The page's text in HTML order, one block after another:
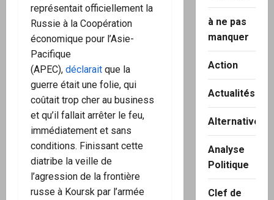
représentait officiellement la
Russie à la Coopération
économique pour l’Asie-
Pacifique
(APEC), déclarait que la
guerre était une folie, qui
coûtait trop cher au business
et qu’il fallait arrêter le feu,
immédiatement et sans
conditions. Finissant cette
diatribe la veille de
l’agression de la frontière
russe à Koursk par l’armée
à ne pas
manquer
Action
Actualités
Alternatives
Analyse
Politique
Clef de